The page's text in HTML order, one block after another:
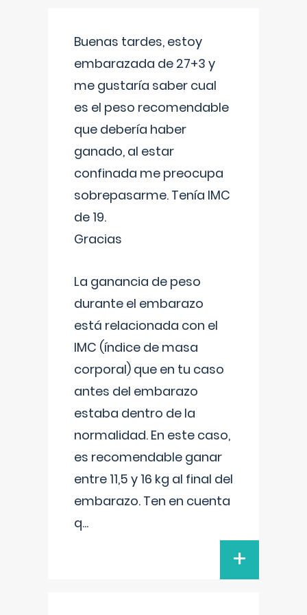
Buenas tardes, estoy
embarazada de 27+3 y
me gustaría saber cual
es el peso recomendable
que debería haber
ganado, al estar
confinada me preocupa
sobrepasarme. Tenía IMC
de 19.
Gracias
La ganancia de peso
durante el embarazo
está relacionada con el
IMC (índice de masa
corporal) que en tu caso
antes del embarazo
estaba dentro de la
normalidad. En este caso,
es recomendable ganar
entre 11,5 y 16 kg al final del
embarazo. Ten en cuenta
q...
+